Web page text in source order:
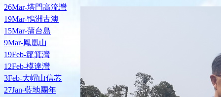
26Mar-塔門高流灣
19Mar-鴨洲古澳
15Mar-蒲台島
9Mar-鳳凰山
19Feb-籮箕灣
12Feb-模達灣
3Feb-大帽山信芯
27Jan-藍地團年